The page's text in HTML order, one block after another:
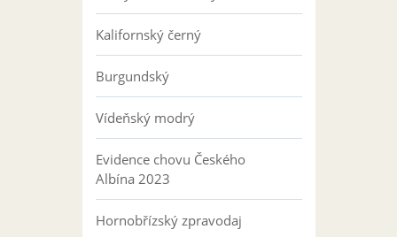
Kalifornský černý
Burgundský
Vídeňský modrý
Evidence chovu Českého
Albína 2023
Hornobřízský zpravodaj